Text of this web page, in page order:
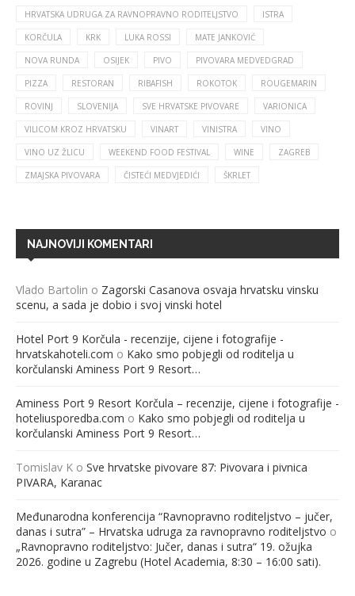
HRVATSKA UDRUGA ZA RAVNOPRAVNO RODITELJSTVO ISTRA
KORČULA KRK LUKA ROSSI MATE JANKOVIĆ
NOVA RUNDA OSIJEK PIVO PIVOVARA MEDVEDGRAD
PIZZA RESTORAN RIBAFISH ROKOTOK ROUGEMARIN
ROVINJ SLOVENIJA SVE HRVATSKE PIVOVARE VARIONICA
VILICOM KROZ HRVATSKU VINART VINISTRA VINO
VINO UZ ŽLICU WEEKEND FOOD FESTIVAL WINE ZAGREB
ZMAJSKA PIVOVARA ČISTEĆI MEDVJEDIĆI ŠKRLET
NAJNOVIJI KOMENTARI
Vlado Bartolin o Zagorski Casanova osvaja hrvatsku vinsku
scenu, a sada je dobio i svoj vinski hotel
Hotel Port 9 Korčula - recenzije, cijene i fotografije -
hrvatskahoteli.com o Kako smo pobjegli od roditelja u
korčulanski Aminess Port 9 Resort…
Aminess Port 9 Resort Korčula – recenzije, cijene i fotografije -
hoteliusporedba.com o Kako smo pobjegli od roditelja u
korčulanski Aminess Port 9 Resort…
Tomislav K o Sve hrvatske pivovare 87: Pivovara i pivnica
PIVARA, Karanac
Međunarodna konferencija “Ravnopravno roditeljstvo – jučer,
danas i sutra” – Hrvatska udruga za ravnopravno roditeljstvo o
„Ravnopravno roditeljstvo: Jučer, danas i sutra“ 19. ožujka
2026. godine u Zagrebu (Hotel Academia, 8:30 – 16:00 sati).